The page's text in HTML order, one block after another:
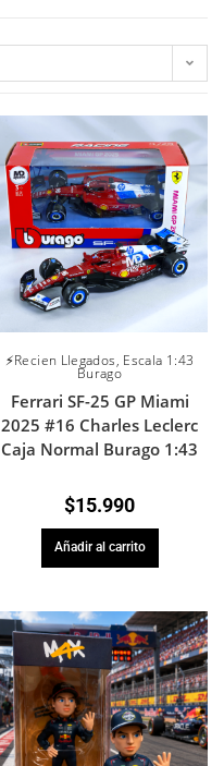
⚡Recien Llegados, Escala 1:43
Burago
Ferrari SF-25 GP Miami
2025 #16 Charles Leclerc
Caja Normal Burago 1:43
$15.990
Añadir al carrito